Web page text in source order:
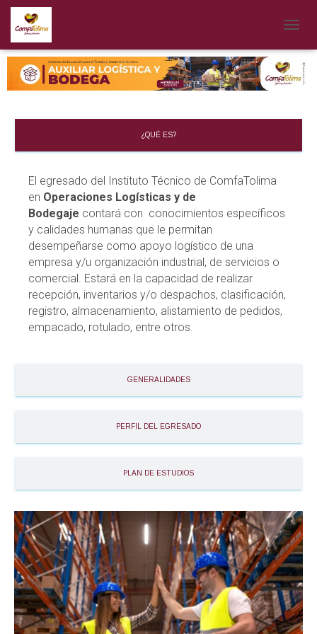
¿QUÉ ES?
GENERALIDADES
PERFIL DEL EGRESADO
PLAN DE ESTUDIOS
El egresado del Instituto Técnico de ComfaTolima
en Operaciones Logísticas y de
Bodegaje contará con conocimientos específicos
y calidades humanas que le permitan
desempeñarse como apoyo logístico de una
empresa y/u organización industrial, de servicios o
comercial. Estará en la capacidad de realizar
recepción, inventarios y/o despachos, clasificación,
registro, almacenamiento, alistamiento de pedidos,
empacado, rotulado, entre otros.